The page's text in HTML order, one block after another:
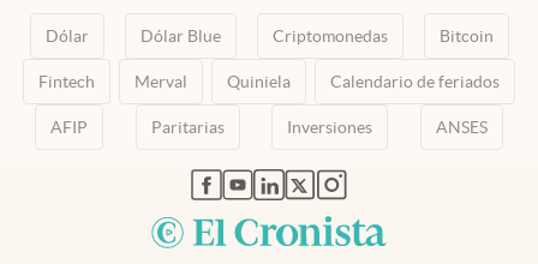
Dólar Dólar Blue Criptomonedas Bitcoin
Fintech Merval Quiniela Calendario de feriados
AFIP Paritarias Inversiones ANSES
abre en nueva pestaña
abre en nueva pestaña
abre en nueva pestaña
abre en nueva pestaña
abre en nueva pestaña